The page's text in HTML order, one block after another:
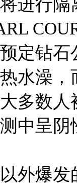
钻石
水澡
多数
中呈
爆发